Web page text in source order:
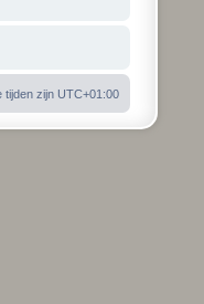
tijden zijn UTC+01:00